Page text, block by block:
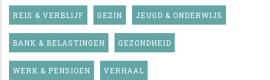
REIS & VERBLIJF GEZIN JEUGD & ONDERWIJS
BANK & BELASTINGEN GEZONDHEID
WERK & PENSIOEN VERHAAL